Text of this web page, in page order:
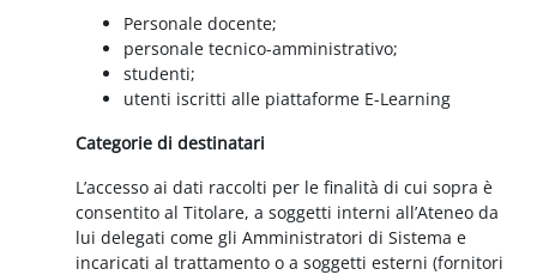
Personale docente;
personale tecnico-amministrativo;
studenti;
utenti iscritti alle piattaforme E-Learning
Categorie di destinatari
L’accesso ai dati raccolti per le finalità di cui sopra è
consentito al Titolare, a soggetti interni all’Ateneo da
lui delegati come gli Amministratori di Sistema e
incaricati al trattamento o a soggetti esterni (fornitori